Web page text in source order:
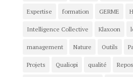
Expertise formation GERME
Intelligence Collective Klaxoon
management Nature Outils
Projets Qualiopi qualité Repos